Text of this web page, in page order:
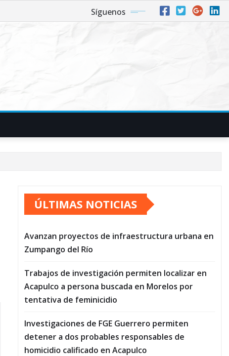
Síguenos
ÚLTIMAS NOTICIAS
Avanzan proyectos de infraestructura urbana en
Zumpango del Río
Trabajos de investigación permiten localizar en
Acapulco a persona buscada en Morelos por
tentativa de feminicidio
Investigaciones de FGE Guerrero permiten
detener a dos probables responsables de
homicidio calificado en Acapulco